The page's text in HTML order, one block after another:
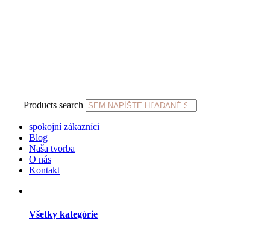
Products search
spokojní zákazníci
Blog
Naša tvorba
O nás
Kontakt
Všetky kategórie